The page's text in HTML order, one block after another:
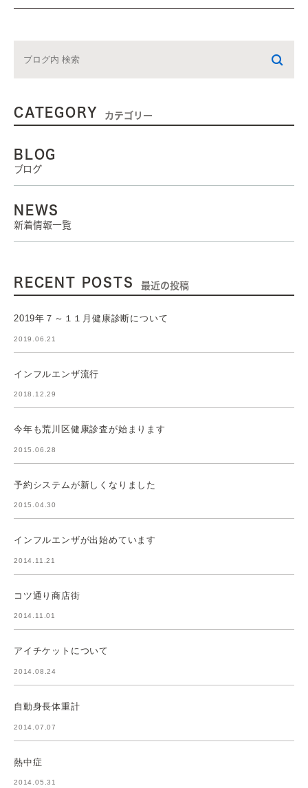
CATEGORY カテゴリー
BLOG
ブログ
NEWS
新着情報一覧
RECENT POSTS 最近の投稿
2019年７～１１月健康診断について
2019.06.21
インフルエンザ流行
2018.12.29
今年も荒川区健康診査が始まります
2015.06.28
予約システムが新しくなりました
2015.04.30
インフルエンザが出始めています
2014.11.21
コツ通り商店街
2014.11.01
アイチケットについて
2014.08.24
自動身長体重計
2014.07.07
熱中症
2014.05.31